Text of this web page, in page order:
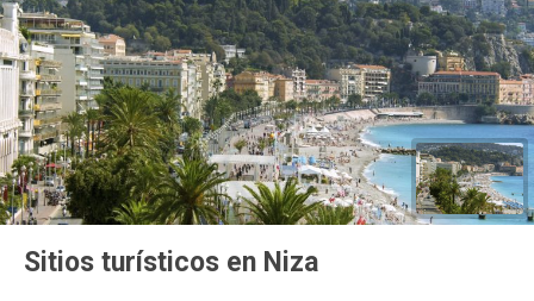
Sitios turísticos en Niza